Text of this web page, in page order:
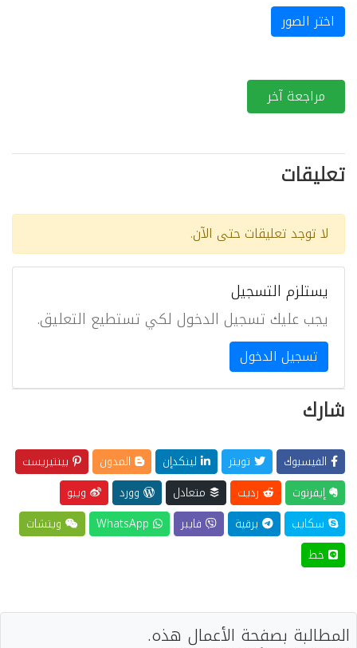
اختر الصور
مراجعة آخر
تعليقات
لا توجد تعليقات حتى الآن.
يستلزم التسجيل
يجب عليك تسجيل الدخول لكي تستطيع التعليق.
تسجيل الدخول
شارك
الفيسبوك تويتر لينكدإن المدون
بينتيريست
إيفرنوت
رديت متعادل وورد
ويبو
سكايب
برقية فايبر
ويتشات
خط
المطالبة بصفحة الأعمال هذه.